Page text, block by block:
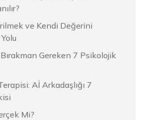
ve Kendi Değerini
Gereken 7 Psikolojik
Aİ Arkadaşlığı 7
Mi?